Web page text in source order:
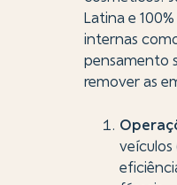
Latina e
internas
pensamento
remover as
veículos